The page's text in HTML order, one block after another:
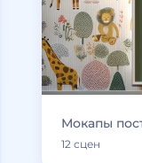
Мокапы
12 сцен